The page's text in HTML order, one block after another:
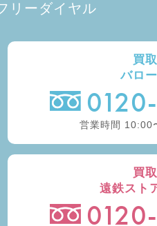
リーダイヤル
買
バロ
営業時間 10:00
買
遠鉄スト